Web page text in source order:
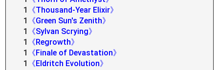
1
《Thousand-Year Elixir》
1
《Green Sun's Zenith》
1
《Sylvan Scrying》
1
《Regrowth》
1
《Finale of Devastation》
1
《Eldritch Evolution》